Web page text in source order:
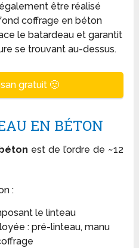
être réalisé
coffrage en béton
le batardeau et garantit
se trouvant au-dessus.
gratuit 🙂
EN BÉTON
est de l’ordre de ~12
:
le linteau
: pré-linteau, manu